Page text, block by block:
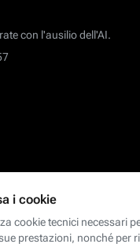
con l'ausilio dell'AI.